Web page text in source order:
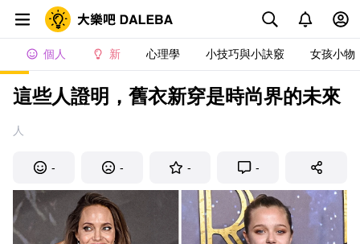
個人 新 心理學 小技巧與小訣竅 女孩小物
這些人證明，舊衣新穿是時尚界的未來
人
- - - -